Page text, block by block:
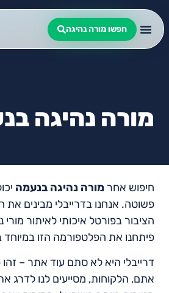
חפשו מורה נהיגה
מורה נהיגה
חיפוש אחר מורה נהיגה בנעמה
פשוטה. אנחנו בדרייבלי מבינים
הציבור בפורטל איכותי לאיתור מורי
פיתחנו את הפלטפורמה הזו
דרייבלי היא לא סתם עוד אתר – זהו
אתם, הלקוחות, מסייעים לנו לדרג